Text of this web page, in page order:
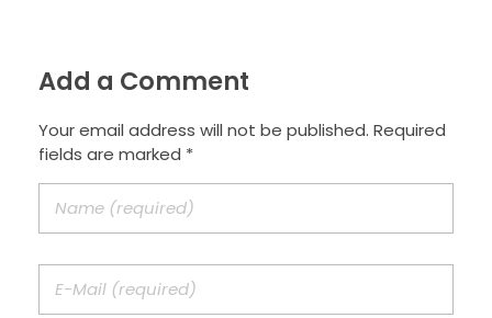
Add a Comment
Your email address will not be published. Required
fields are marked *